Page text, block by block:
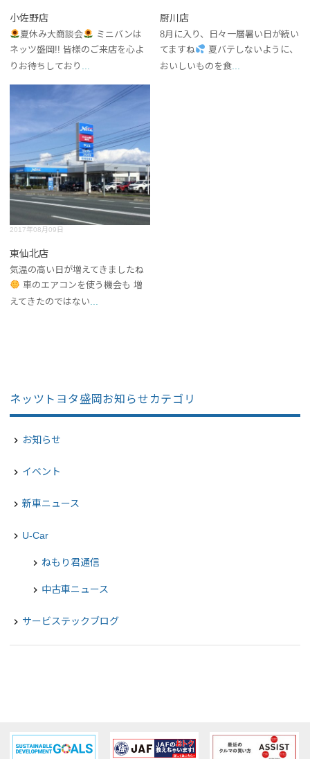
小佐野店
夏休み大商談会
ミニバンは
ネッツ盛岡!! 皆様のご来店を心よ
りお待ちしており
厨川店
8月に入り、日々一層暑い日が続い
てますね
夏バテしないように、
おいしいものを食
2017年08月09日
東仙北店
気温の高い日が増えてきましたね
車のエアコンを使う機会も 増
えてきたのではない
ネッツトヨタ盛岡お知らせカテゴリ
navigate_next お知らせ
navigate_next イベント
navigate_next 新車ニュース
navigate_next U-Car
chevron_right ねもり君通信
chevron_right 中古車ニュース
navigate_next サービステックブログ